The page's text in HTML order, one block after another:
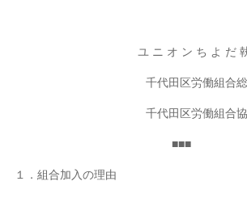
ユ ニ オ ン ち よ だ
千代田区労働組合
千代田区労働組合
■■■
１．組合加入の理由